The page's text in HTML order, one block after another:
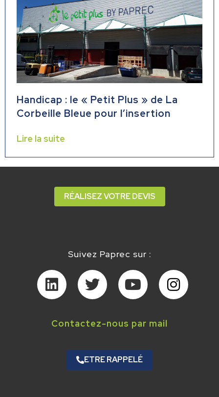
Handicap : le « Petit Plus » de La
Corbeille Bleue pour l’insertion
Lire la suite
RÉALISEZ VOTRE DEVIS
Suivez Paprec sur :
Contactez-nous par mail
ETRE RAPPELÉ